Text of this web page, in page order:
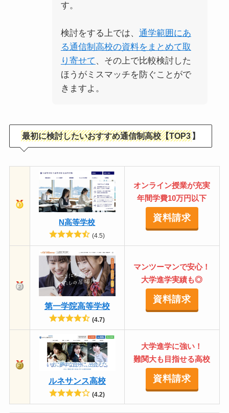
す。
検討をする上では、 通学範囲にあ
る通信制高校の資料をまとめて取
り寄せて 、その上で比較検討した
ほうがミスマッチを防ぐことがで
きますよ。
最初に検討したいおすすめ通信制高校【TOP3 】
N高等学校
(4.5)
オンライン授業が充実
年間学費10万円以下
資料請求
第一学院高等学校
(4.7)
マンツーマンで安心！
大学進学実績も◎
資料請求
ルネサンス高校
(4.2)
大学進学に強い！
難関大も目指せる高校
資料請求